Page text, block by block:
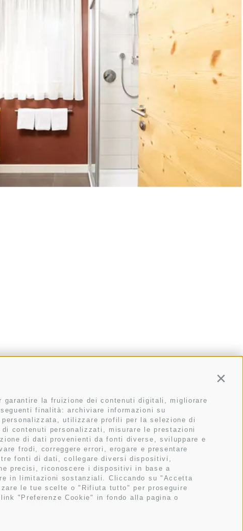
la fruizione dei contenuti digitali, migliorare
finalità: archiviare informazioni su
utilizzare profili per la selezione di
contenuti personalizzati, misurare le prestazioni
di dati provenienti da fonti diverse, sviluppare e
frodi, correggere errori, erogare e presentare
fonti di dati, collegare diversi dispositivi,
precisi, riconoscere i dispositivi in base a
in limitazioni sostanziali. Cliccando su "Accetta
le tue scelte o "Rifiuta tutto" per proseguire
"Preferenze Cookie" in fondo alla pagina o
dedicarsi alla propria rigenerazione.
vuol dire vacanza, in ogni declinazione.